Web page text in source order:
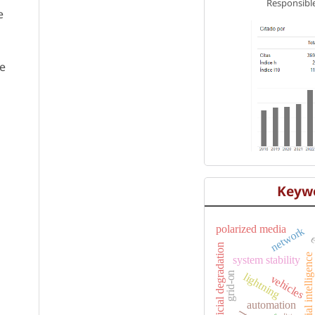
automation artificial intelligence
system stability
network
superficial degradationgrid-on vehicles
lightning
polarized media